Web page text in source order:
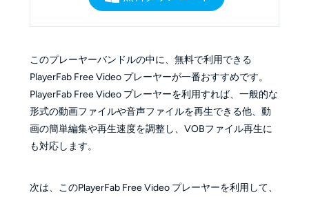
このプレーヤーバンドルの中に、無料で利用できる
PlayerFab Free Video プレーヤーが一番おすすめです。
PlayerFab Free Video プレーヤーを利用すれば、一般的な
形式の動画ファイルや音声ファイルを再生できる他、動
画の簡単編集や再生速度を調整し、VOBファイル再生に
も対応します。
次は、このPlayerFab Free Video プレーヤーを利用して、